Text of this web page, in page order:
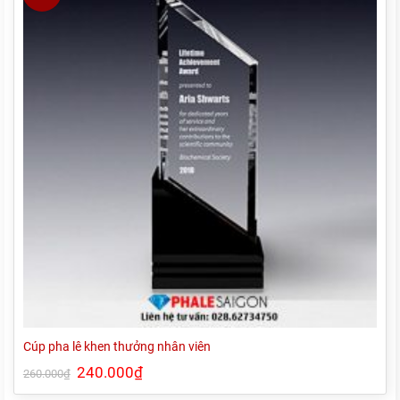
Cúp pha lê khen thưởng nhân viên
260.000₫ Giá
gốc
là:
240.000₫Giá
hiện
tại